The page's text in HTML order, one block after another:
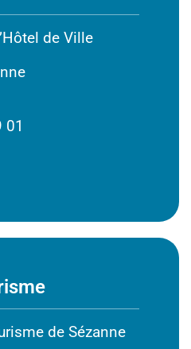
de Ville
01
de Sézanne